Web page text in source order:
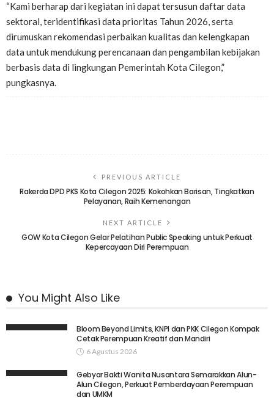
“Kami berharap dari kegiatan ini dapat tersusun daftar data
sektoral, teridentifikasi data prioritas Tahun 2026, serta
dirumuskan rekomendasi perbaikan kualitas dan kelengkapan
data untuk mendukung perencanaan dan pengambilan kebijakan
berbasis data di lingkungan Pemerintah Kota Cilegon,”
pungkasnya.
PREVIOUS ARTICLE
Rakerda DPD PKS Kota Cilegon 2025: Kokohkan Barisan, Tingkatkan
Pelayanan, Raih Kemenangan
NEXT ARTICLE
GOW Kota Cilegon Gelar Pelatihan Public Speaking untuk Perkuat
Kepercayaan Diri Perempuan
You Might Also Like
Bloom Beyond Limits, KNPI dan PKK Cilegon Kompak
Cetak Perempuan Kreatif dan Mandiri
6 Agustus 2026
Gebyar Bakti Wanita Nusantara Semarakkan Alun-
Alun Cilegon, Perkuat Pemberdayaan Perempuan
dan UMKM